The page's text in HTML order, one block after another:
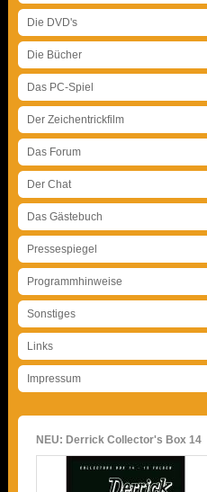
Die DVD's
Die Bücher
Das PC-Spiel
Der Zeichentrickfilm
Das Forum
Der Chat
Das Gästebuch
Pressespiegel
Programmhinweise
Sonstiges
Links
Impressum
NEU: Derrick Collector's Box 14